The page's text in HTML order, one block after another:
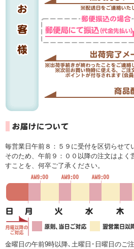
毎営業日午前８：５９に受付を区切らせて
そのため、午前９：００以降の注文はよく
すことを、何卒ご了承ください。
金曜日の午前9時以降､土曜日･日曜日のご